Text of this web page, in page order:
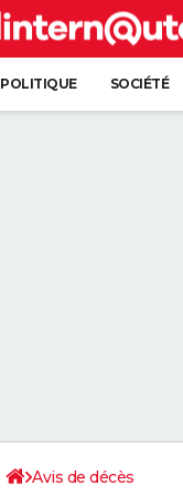
POLITIQUE SOCIÉTÉ
Avis de décès